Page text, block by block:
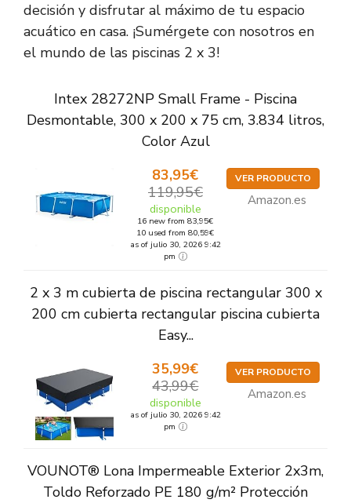
decisión y disfrutar al máximo de tu espacio
acuático en casa. ¡Sumérgete con nosotros en
el mundo de las piscinas 2 x 3!
Intex 28272NP Small Frame - Piscina
Desmontable, 300 x 200 x 75 cm, 3.834 litros,
Color Azul
83,95€
119,95€
disponible
16 new from 83,95€
10 used from 80,59€
as of julio 30, 2026 9:42
pm
VER PRODUCTO
Amazon.es
2 x 3 m cubierta de piscina rectangular 300 x
200 cm cubierta rectangular piscina cubierta
Easy...
35,99€
43,99€
disponible
as of julio 30, 2026 9:42
pm
VER PRODUCTO
Amazon.es
VOUNOT® Lona Impermeable Exterior 2x3m,
Toldo Reforzado PE 180 g/m² Protección